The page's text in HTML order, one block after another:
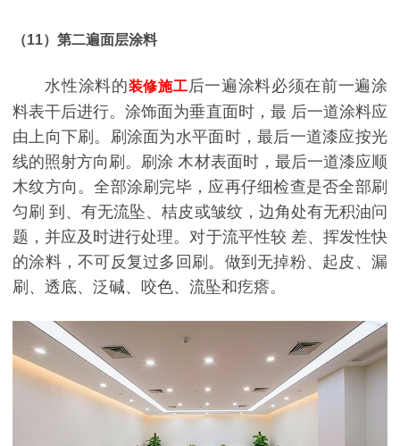
（11）第二遍面层涂料
水性涂料的装修施工后一遍涂料必须在前一遍涂
料表干后进行。涂饰面为垂直面时，最 后一道涂料应
由上向下刷。刷涂面为水平面时，最后一道漆应按光
线的照射方向刷。刷涂 木材表面时，最后一道漆应顺
木纹方向。全部涂刷完毕，应再仔细检查是否全部刷
匀刷 到、有无流坠、桔皮或皱纹，边角处有无积油问
题，并应及时进行处理。对于流平性较 差、挥发性快
的涂料，不可反复过多回刷。做到无掉粉、起皮、漏
刷、透底、泛碱、咬色、流坠和疙瘩。